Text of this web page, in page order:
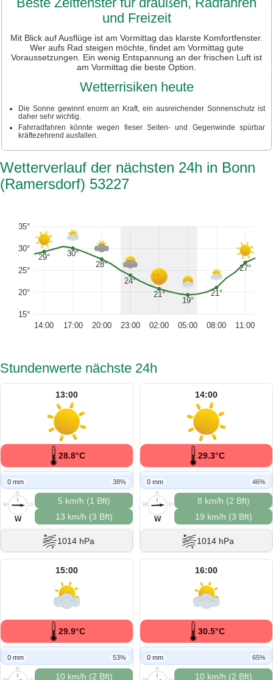
und Freizeit
Mit Blick auf Ausflüge ist am Vormittag das klarste Komfortfenster.
Wer aufs Rad steigen möchte, findet am Vormittag gute
Voraussetzungen. Ein wenig Entspannung an der frischen Luft ist
am Vormittag die beste Option.
Wetterrisiken heute
Die Sonne gewinnt enorm an Kraft, ein ausreichender Sonnenschutz ist
daher sehr wichtig.
Fahrradfahren könnte wegen fieser Seiten- und Gegenwinde spürbar
kräftezehrend ausfallen.
Wetterverlauf der nächsten 24h in Bonn
(Ramersdorf) 53227
15°
20°
25°
30°
35°
29° 30°
28°
24°
21°
19°
21°
27°
14:00 17:00 20:00 23:00 02:00 05:00 08:00 11:00
Stundenwerte nächste 24h
13:00
28.8°C
0 mm 38%
N
O
S
W
W
5 km/h (1 Bft)
13 km/h (3 Bft)
1014 hPa
14:00
29.3°C
0 mm 46%
N
O
S
W
W
8 km/h (2 Bft)
19 km/h (3 Bft)
1014 hPa
15:00
29.9°C
0 mm 53%
N
10 km/h (2 Bft)
16:00
30.5°C
0 mm 65%
N
10 km/h (2 Bft)